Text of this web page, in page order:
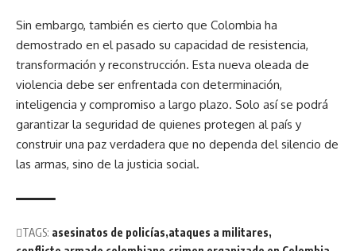
Sin embargo, también es cierto que Colombia ha
demostrado en el pasado su capacidad de resistencia,
transformación y reconstrucción. Esta nueva oleada de
violencia debe ser enfrentada con determinación,
inteligencia y compromiso a largo plazo. Solo así se podrá
garantizar la seguridad de quienes protegen al país y
construir una paz verdadera que no dependa del silencio de
las armas, sino de la justicia social.
TAGS: asesinatos de policías ataques a militares